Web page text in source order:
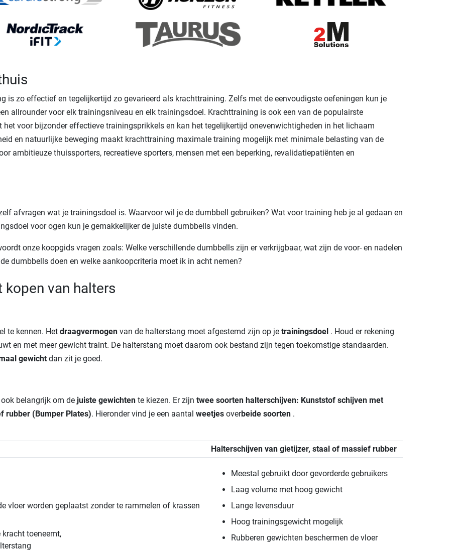
is zo effectief en tegelijkertijd zo gevarieerd als krachttraining. Zelfs met de eenvoudigste oefeningen kun je
allrounder voor elk trainingsniveau en elk trainingsdoel. Krachttraining is ook een van de populairste
voor bijzonder effectieve trainingsprikkels en kan het tegelijkertijd onevenwichtigheden in het lichaam
en natuurlijke beweging maakt krachttraining maximale training mogelijk met minimale belasting van de
ambitieuze thuissporters, recreatieve sporters, mensen met een beperking, revalidatiepatiënten en
afvragen wat je trainingsdoel is. Waarvoor wil je de dumbbell gebruiken? Wat voor training heb je al gedaan en
voor ogen kun je gemakkelijker de juiste dumbbells vinden.
onze koopgids vragen zoals: Welke verschillende dumbbells zijn er verkrijgbaar, wat zijn de voor- en nadelen
dumbbells doen en welke aankoopcriteria moet ik in acht nemen?
van halters
te kennen. Het draagvermogen van de halterstang moet afgestemd zijn op je trainingsdoel . Houd er rekening
en met meer gewicht traint. De halterstang moet daarom ook bestand zijn tegen toekomstige standaarden.
gewicht dan zit je goed.
belangrijk om de juiste gewichten te kiezen. Er zijn twee soorten halterschijven: Kunststof schijven met
rubber (Bumper Plates). Hieronder vind je een aantal weetjes overbeide soorten .
Halterschijven van gietijzer, staal of massief rubber
vloer worden geplaatst zonder te rammelen of krassen
toeneemt,
Meestal gebruikt door gevorderde gebruikers
Laag volume met hoog gewicht
Lange levensduur
Hoog trainingsgewicht mogelijk
Rubberen gewichten beschermen de vloer